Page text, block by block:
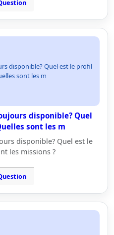
disponible? Quel est le profil
sont les m
disponible? Quel
sont les m
disponible? Quel est le
les missions ?